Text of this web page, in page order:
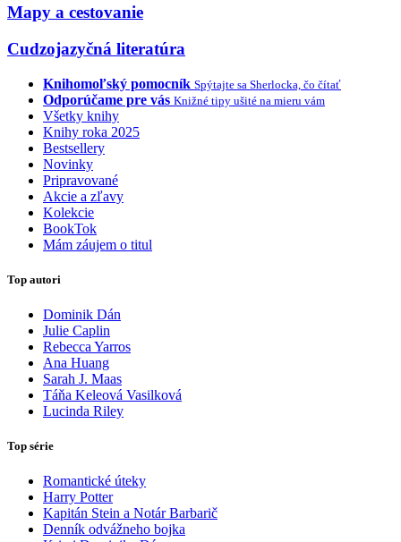
Mapy a cestovanie
Cudzojazyčná literatúra
Knihomoľský pomocník Spýtajte sa Sherlocka, čo čítať
Odporúčame pre vás Knižné tipy ušité na mieru vám
Všetky knihy
Knihy roka 2025
Bestsellery
Novinky
Pripravované
Akcie a zľavy
Kolekcie
BookTok
Mám záujem o titul
Top autori
Dominik Dán
Julie Caplin
Rebecca Yarros
Ana Huang
Sarah J. Maas
Táňa Keleová Vasilková
Lucinda Riley
Top série
Romantické úteky
Harry Potter
Kapitán Stein a Notár Barbarič
Denník odvážneho bojka